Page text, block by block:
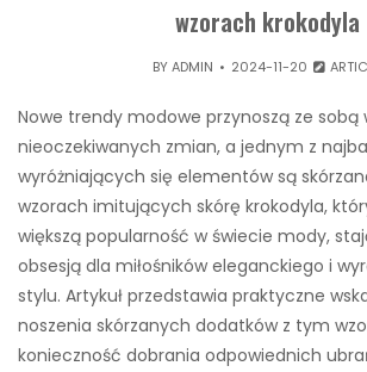
wzorach krokodyla
BYADMIN 2024-11-20
Nowe trendy modowe przynoszą ze sobą
nieoczekiwanych zmian, a jednym z
wyróżniających się elementów są
wzorach imitujących skórę krokodyla,
większą popularność w świecie mody,
obsesją dla miłośników eleganckiego i
stylu. Artykuł przedstawia praktyczne
noszenia skórzanych dodatków z tym
konieczność dobrania odpowiednich